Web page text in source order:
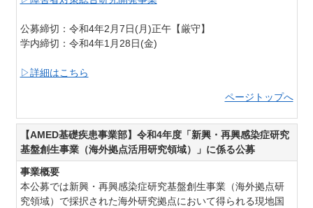
公募締切：令和4年2月7日(月)正午【厳守】
学内締切：令和4年1月28日(金)
▷詳細はこちら
ページトップへ
【AMED基礎疾患事業部】令和4年度「新興・再興感染症研究
基盤創生事業（海外拠点活用研究領域）」に係る公募
事業概要
本公募では新興・再興感染症研究基盤創生事業（海外拠点研
究領域）で採択された海外研究拠点において得られる現地国